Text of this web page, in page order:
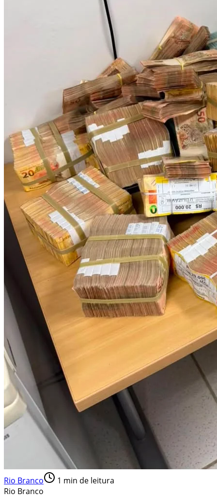
Rio Branco 1 min de leitura
Rio Branco